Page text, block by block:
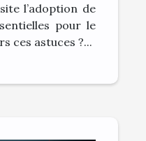
l’adoption de
pour le
ces astuces ?...